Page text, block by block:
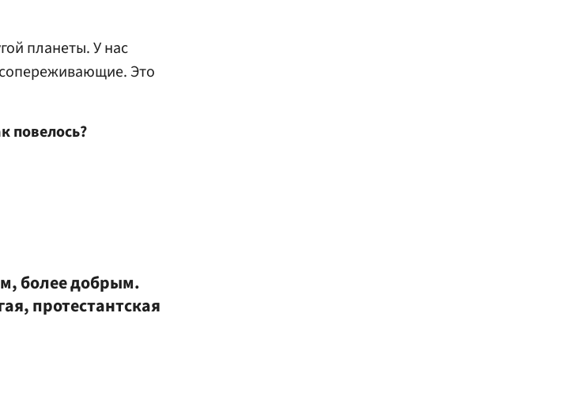
планеты. У нас
Это
повелось?
более добрым.
протестантская